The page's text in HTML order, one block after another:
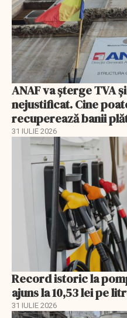
ANAF va șterge TVA
nejustificat. Cine
recuperează banii
31 IULIE 2026
Record istoric la
ajuns la 10,53 lei pe
31 IULIE 2026